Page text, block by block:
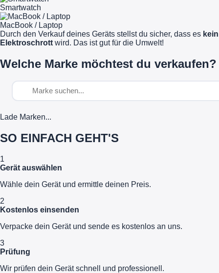
Smartwatch
MacBook / Laptop
Durch den Verkauf deines Geräts stellst du sicher, dass es kein
Elektroschrott wird. Das ist gut für die Umwelt!
Welche Marke möchtest du verkaufen?
Lade Marken...
SO EINFACH GEHT'S
1
Gerät auswählen
Wähle dein Gerät und ermittle deinen Preis.
2
Kostenlos einsenden
Verpacke dein Gerät und sende es kostenlos an uns.
3
Prüfung
Wir prüfen dein Gerät schnell und professionell.